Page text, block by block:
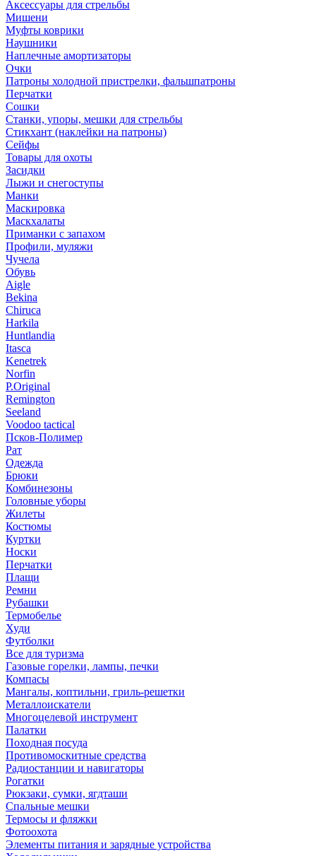
Аксессуары для стрельбы
Мишени
Муфты коврики
Наушники
Наплечные амортизаторы
Очки
Патроны холодной пристрелки, фальшпатроны
Перчатки
Сошки
Станки, упоры, мешки для стрельбы
Стикхант (наклейки на патроны)
Сейфы
Товары для охоты
Засидки
Лыжи и снегоступы
Манки
Маскировка
Маскхалаты
Приманки с запахом
Профили, муляжи
Чучела
Обувь
Aigle
Bekina
Chiruсa
Harkila
Huntlandia
Itasca
Kenetrek
Norfin
P.Original
Remington
Seeland
Voodoo tactical
Псков-Полимер
Рат
Одежда
Брюки
Комбинезоны
Головные уборы
Жилеты
Костюмы
Куртки
Носки
Перчатки
Плащи
Ремни
Рубашки
Термобелье
Худи
Футболки
Все для туризма
Газовые горелки, лампы, печки
Компасы
Мангалы, коптильни, гриль-решетки
Металлоискатели
Многоцелевой инструмент
Палатки
Походная посуда
Противомоскитные средства
Радиостанции и навигаторы
Рогатки
Рюкзаки, сумки, ягдташи
Спальные мешки
Термосы и фляжки
Фотоохота
Элементы питания и зарядные устройства